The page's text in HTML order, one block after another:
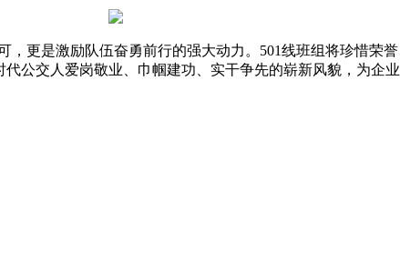
是激励队伍奋勇前行的强大动力。501线班组将珍惜荣誉
公交人爱岗敬业、巾帼建功、实干争先的崭新风貌，为企